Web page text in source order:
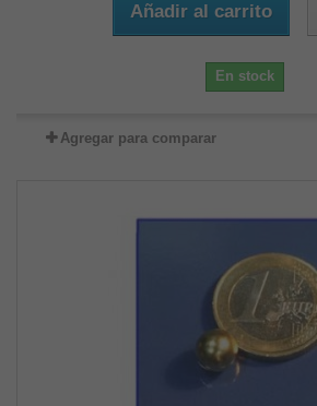
Añadir al carrito
En stock
Agregar para comparar